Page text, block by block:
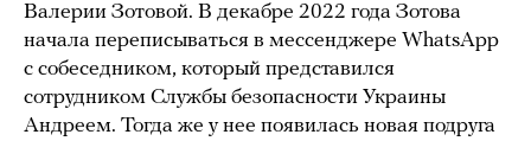
Валерии Зотовой. В декабре 2022 года Зотова
начала переписываться в мессенджере WhatsApp
с собеседником, который представился
сотрудником Службы безопасности Украины
Андреем. Тогда же у нее появилась новая подруга